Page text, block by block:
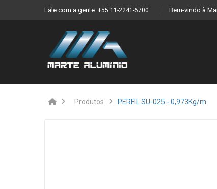
Fale com a gente: +55 11-2241-6700 Bem-vindo à
Produtos PERFIL SU-025 - 0,973Kg/m